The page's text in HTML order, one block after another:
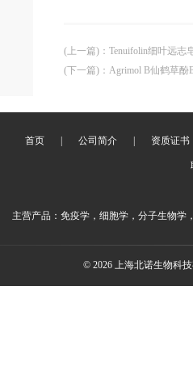
(上一篇) ： Tenuifolin细叶远志
(下一篇) ： Agrimol B仙鹤草酚
首页 公司简介 资质证书
主营产品：免疫学，细胞学，分子生物学
© 2026 上海北诺生物科